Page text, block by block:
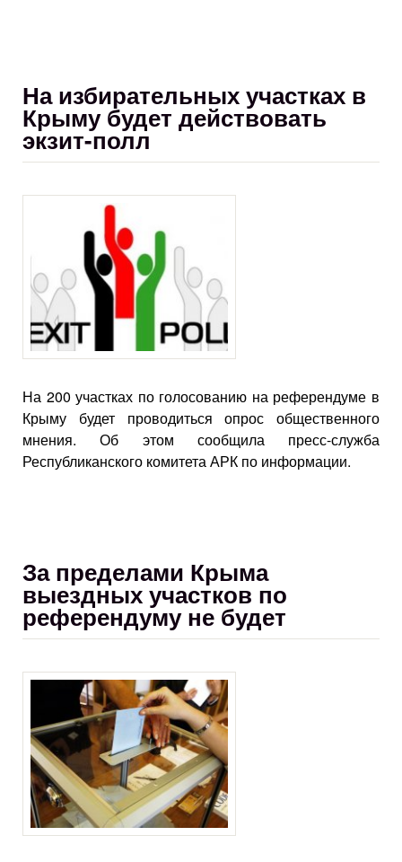
На избирательных участках в
Крыму будет действовать
экзит-полл
На 200 участках по голосованию на референдуме в
Крыму будет проводиться опрос общественного
мнения. Об этом сообщила пресс-служба
Республиканского комитета АРК по информации.
За пределами Крыма
выездных участков по
референдуму не будет